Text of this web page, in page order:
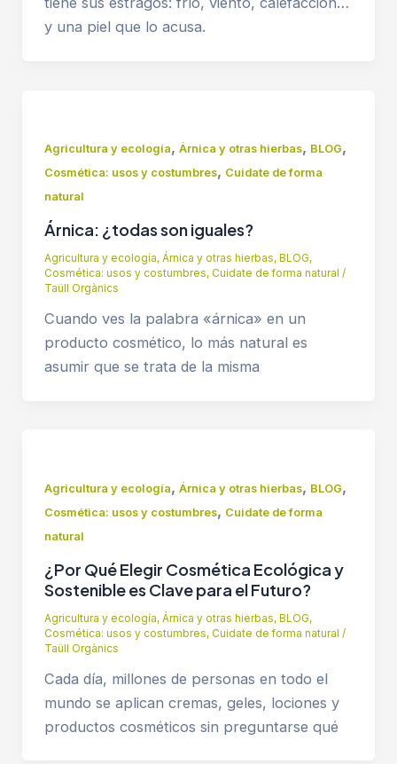
y una piel que lo acusa.
Agricultura y ecología, Árnica y otras hierbas, BLOG,
Cosmética: usos y costumbres, Cuidate de forma
natural
Árnica: ¿todas son iguales?
Agricultura y ecología, Árnica y otras hierbas, BLOG,
Cosmética: usos y costumbres, Cuidate de forma natural /
Taüll Orgànics
Cuando ves la palabra «árnica» en un
producto cosmético, lo más natural es
asumir que se trata de la misma
Agricultura y ecología, Árnica y otras hierbas, BLOG,
Cosmética: usos y costumbres, Cuidate de forma
natural
¿Por Qué Elegir Cosmética Ecológica y
Sostenible es Clave para el Futuro?
Agricultura y ecología, Árnica y otras hierbas, BLOG,
Cosmética: usos y costumbres, Cuidate de forma natural /
Taüll Orgànics
Cada día, millones de personas en todo el
mundo se aplican cremas, geles, lociones y
productos cosméticos sin preguntarse qué